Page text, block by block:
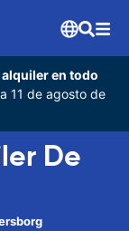
en todo
11 de agosto de
De